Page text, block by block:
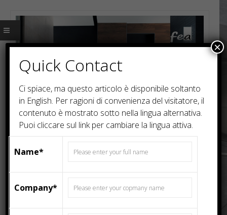
Quick Contact
Ci spiace, ma questo articolo è disponibile soltanto
in English. Per ragioni di convenienza del visitatore, il
contenuto è mostrato sotto nella lingua alternativa.
Puoi cliccare sul link per cambiare la lingua attiva.
Name*
Company*
×